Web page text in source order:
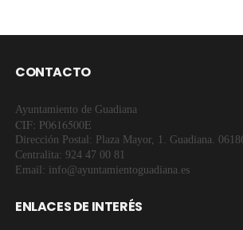
CONTACTO
Ayuntamiento de Guadiana
CIF: P0616500E
Dirección Postal: Plaza Mayor, 1. Guadiana.
Centralita: 924 47 00 81
Email: info@ayuntamientoguadiana.es
ENLACES DE INTERÉS